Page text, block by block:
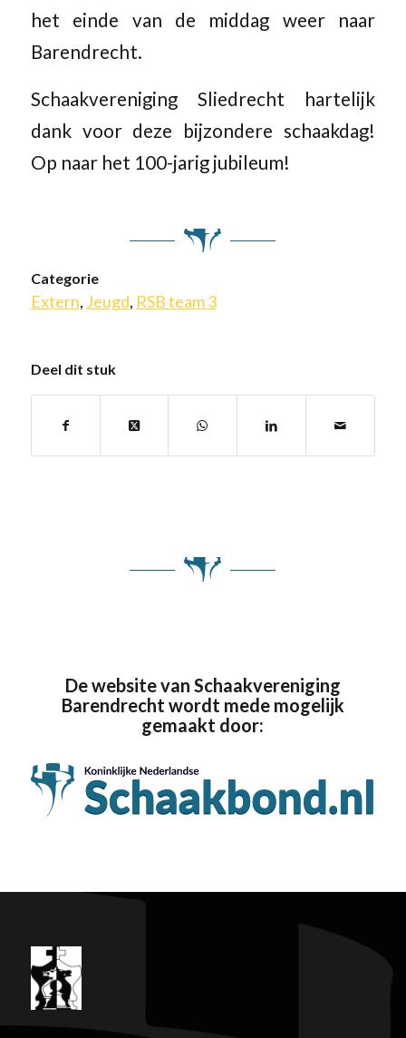
het einde van de middag weer naar
Barendrecht.
Schaakvereniging Sliedrecht hartelijk
dank voor deze bijzondere schaakdag!
Op naar het 100-jarig jubileum!
Categorie
Extern, Jeugd, RSB team 3
Deel dit stuk
De website van Schaakvereniging
Barendrecht wordt mede mogelijk
gemaakt door: